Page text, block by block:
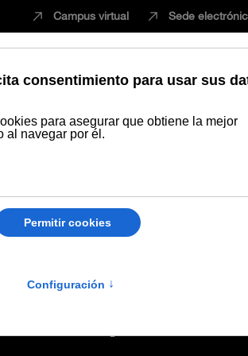
Campus virtual Sede
EstudiarInnovaciónVida
Póster "Contenidos
view?usp=sharing
para